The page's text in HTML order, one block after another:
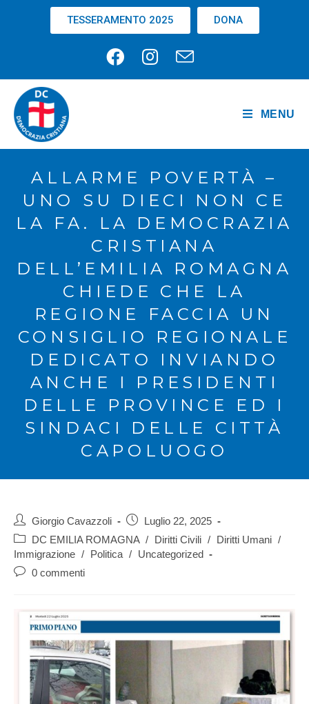
TESSERAMENTO 2025 DONA
MENU
ALLARME POVERTÀ –
UNO SU DIECI NON CE
LA FA. LA DEMOCRAZIA
CRISTIANA
DELL’EMILIA ROMAGNA
CHIEDE CHE LA
REGIONE FACCIA UN
CONSIGLIO REGIONALE
DEDICATO INVIANDO
ANCHE I PRESIDENTI
DELLE PROVINCE ED I
SINDACI DELLE CITTÀ
CAPOLUOGO
Giorgio Cavazzoli
Luglio 22, 2025
DC EMILIA ROMAGNA / Diritti Civili / Diritti Umani /
Immigrazione / Politica /
Uncategorized
0 commenti